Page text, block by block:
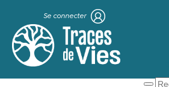
Se connecter